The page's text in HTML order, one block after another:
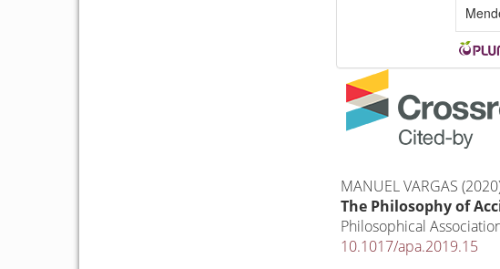
MANUEL VARGAS
The Philosophy of
Philosophical
10.1017/apa.2019.15